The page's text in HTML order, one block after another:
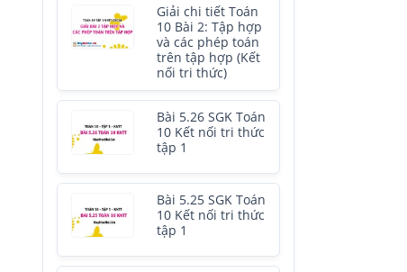
Giải chi tiết Toán
10 Bài 2: Tập hợp
và các phép toán
trên tập hợp (Kết
nối tri thức)
Bài 5.26 SGK Toán
10 Kết nối tri thức
tập 1
Bài 5.25 SGK Toán
10 Kết nối tri thức
tập 1